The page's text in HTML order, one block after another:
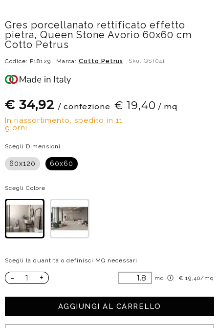
Gres porcellanato rettificato effetto
pietra, Queen Stone Avorio 60x60 cm
Cotto Petrus
Codice: P18129 Marca: Cotto Petrus Sku: QST041
€ 34,92 / confezione € 19,40 / mq
In riassortimento, spedito in 11
giorni
Scegli Dimensioni
60x120 60x60
Scegli Colore
Scegli la quantità o definisci MQ necessari
- + mq € 19,40/mq
AGGIUNGI AL CARRELLO